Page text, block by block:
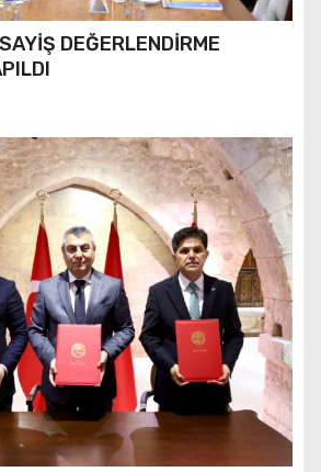
DEĞERLENDİRME